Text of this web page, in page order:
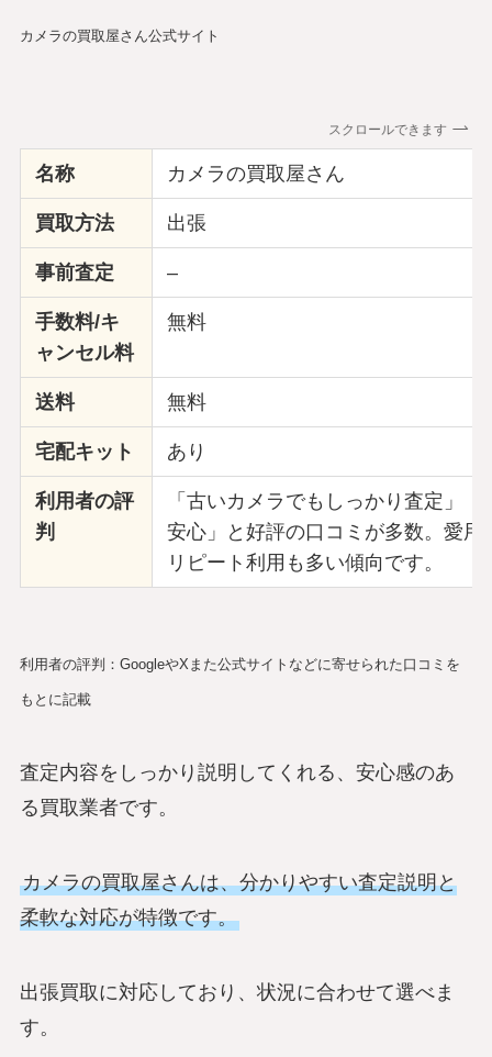
カメラの買取屋さん公式サイト
スクロールできます
名称 カメラの買取屋さん
買取方法 出張
事前査定 –
手数料/キ
ャンセル料
無料
送料 無料
宅配キット あり
利用者の評
判
「古いカメラでもしっかり査定」
安心」と好評の口コミが多数。愛
リピート利用も多い傾向です。
利用者の評判：GoogleやXまた公式サイトなどに寄せられた口コミを
もとに記載
査定内容をしっかり説明してくれる、安心感のあ
る買取業者です。
カメラの買取屋さんは、分かりやすい査定説明と
柔軟な対応が特徴です。
出張買取に対応しており、状況に合わせて選べま
す。